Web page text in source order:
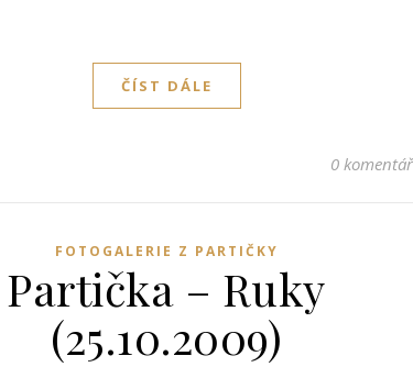
ČÍST DÁLE
0
FOTOGALERIE Z PARTIČKY
Partička – Ruky
(25.10.2009)